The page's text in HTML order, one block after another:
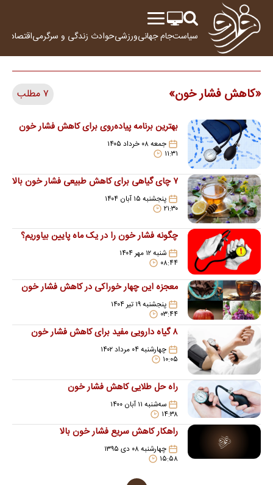
سیاستجام جهانیورزشیحوادث زندگی و سرگرمیاقتصاد
کاهش فشار خون ۷ مطلب
بهترین برنامه پیاده‌روی برای کاهش فشار خون
جمعه ۰۸ خرداد ۱۴۰۵
۱۱:۳۱
۷ چای گیاهی برای کاهش طبیعی فشار خون بالا
پنجشنبه ۱۵ آبان ۱۴۰۴
۲۱:۳۰
چگونه فشار خون را در یک ماه پایین بیاوریم؟
شنبه ۱۲ مهر ۱۴۰۴
۰۸:۴۴
معجزه این چهار خوراکی در کاهش فشار خون
پنجشنبه ۱۹ تیر ۱۴۰۴
۰۳:۴۴
۸ گیاه دارویی مفید برای کاهش فشار خون
چهارشنبه ۰۴ مرداد ۱۴۰۲
۱۰:۰۵
راه حل طلایی کاهش فشار خون
سه‌شنبه ۱۱ آبان ۱۴۰۰
۱۴:۳۸
راهکار کاهش سریع فشار خون بالا
چهارشنبه ۰۸ دی ۱۳۹۵
۱۵:۵۸